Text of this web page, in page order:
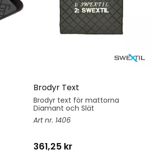
Brodyr Text
Brodyr text för mattorna
Diamant och Slät
1406
361,25 kr